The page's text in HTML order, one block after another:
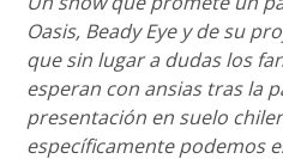
Oasis, Beady Eye y de su
que sin lugar a dudas los
esperan con ansias tras la
presentación en suelo
específicamente podemos